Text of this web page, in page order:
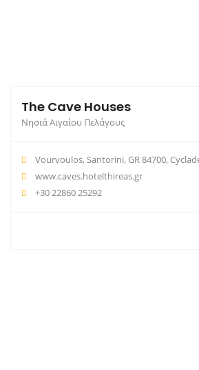
The Cave Houses
Νησιά Αιγαίου Πελάγους
Vourvoulos, Santorini, GR 84700,
www.caves.hotelthireas.gr
+30 22860 25292